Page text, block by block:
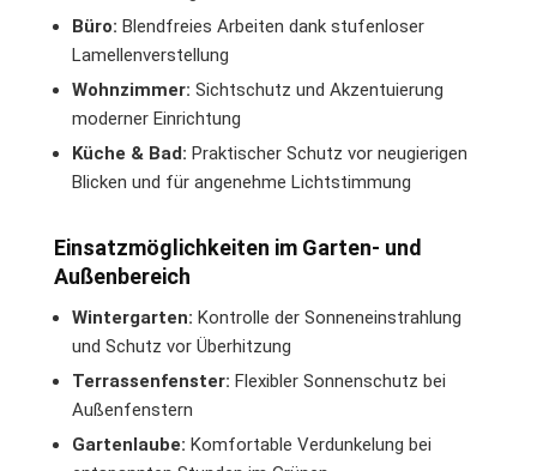
Büro: Blendfreies Arbeiten dank stufenloser
Lamellenverstellung
Wohnzimmer: Sichtschutz und Akzentuierung
moderner Einrichtung
Küche & Bad: Praktischer Schutz vor neugierigen
Blicken und für angenehme Lichtstimmung
Einsatzmöglichkeiten im Garten- und
Außenbereich
Wintergarten: Kontrolle der Sonneneinstrahlung
und Schutz vor Überhitzung
Terrassenfenster: Flexibler Sonnenschutz bei
Außenfenstern
Gartenlaube: Komfortable Verdunkelung bei